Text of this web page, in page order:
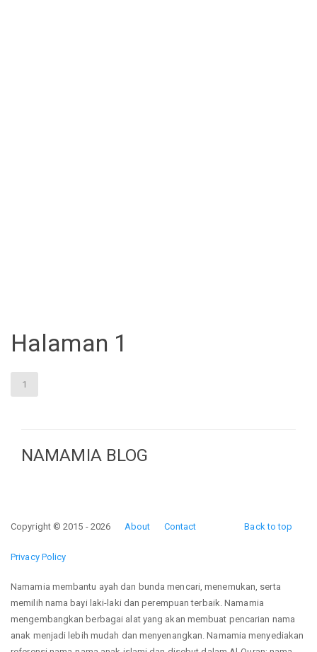
Halaman 1
1
NAMAMIA BLOG
Back to top
Copyright © 2015 - 2026 About Contact
Privacy Policy
Namamia membantu ayah dan bunda mencari, menemukan, serta
memilih nama bayi laki-laki dan perempuan terbaik. Namamia
mengembangkan berbagai alat yang akan membuat pencarian nama
anak menjadi lebih mudah dan menyenangkan. Namamia menyediakan